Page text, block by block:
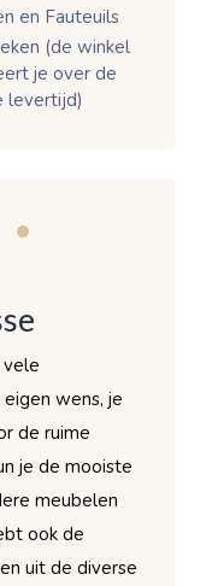
en Fauteuils
(de winkel
je over de
levertijd)
wens, je
de ruime
je de mooiste
meubelen
ook de
uit de diverse